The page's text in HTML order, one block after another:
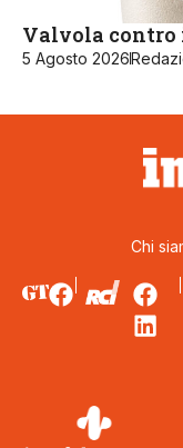
Valvola contro
5 Agosto 2026
Chi